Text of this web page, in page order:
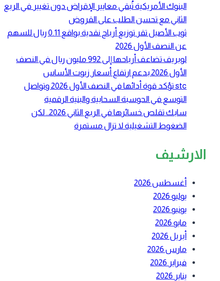
البنوك الأمريكية تُبقي معايير الإقراض دون تغيير في الربع
الثاني مع تحسن الطلب على القروض
ثوب الأصيل تقر توزيع أرباح نقدية بواقع 0.11 ريال للسهم
عن النصف الأول 2026
لوبريف تضاعف أرباحها إلى 992 مليون ريال في النصف
الأول 2026 بدعم ارتفاع أسعار زيوت الأساس
stc تؤكد قوة أدائها في النصف الأول 2026 وتواصل
التوسع في الحوسبة السحابية والبنية الرقمية
سابك تقلص خسائرها في الربع الثاني 2026.. لكن
الضغوط التشغيلية لا تزال مستمرة
الارشيف
أغسطس 2026
يوليو 2026
يونيو 2026
مايو 2026
أبريل 2026
مارس 2026
فبراير 2026
يناير 2026